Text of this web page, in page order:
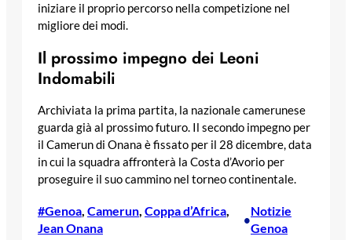
iniziare il proprio percorso nella competizione nel
migliore dei modi.
Il prossimo impegno dei Leoni
Indomabili
Archiviata la prima partita, la nazionale camerunese
guarda già al prossimo futuro. Il secondo impegno per
il Camerun di Onana è fissato per il 28 dicembre, data
in cui la squadra affronterà la Costa d’Avorio per
proseguire il suo cammino nel torneo continentale.
#Genoa, Camerun, Coppa d’Africa
Jean Onana
•
Notizie
Genoa